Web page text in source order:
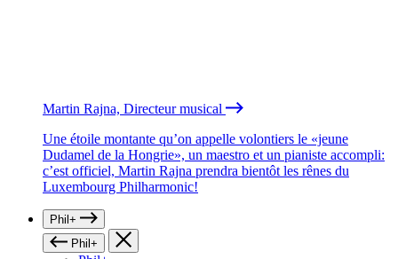
Martin Rajna, Directeur musical
Une étoile montante qu’on appelle volontiers le «jeune
Dudamel de la Hongrie», un maestro et un pianiste accompli:
c’est officiel, Martin Rajna prendra bientôt les rênes du
Luxembourg Philharmonic!
Phil+
Phil+